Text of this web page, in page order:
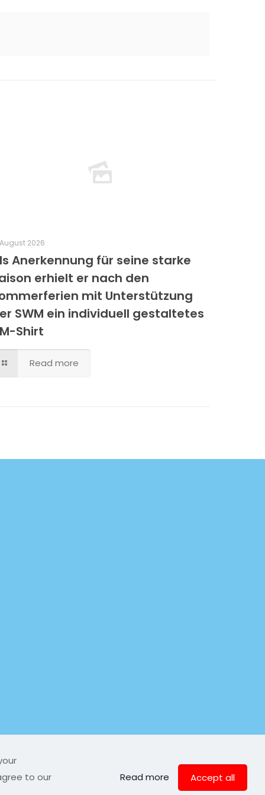
2026
Anerkennung für seine starke
erhielt er nach den
mit Unterstützung
SWM ein individuell gestaltetes
Shirt
Read more
to our
Read more Accept all